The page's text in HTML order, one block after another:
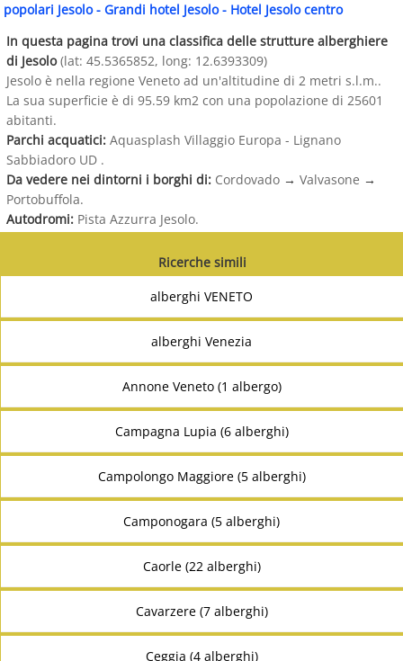
popolari Jesolo- Grandi hotel Jesolo- Hotel Jesolo centro
In questa pagina trovi una classifica delle strutture alberghiere
di Jesolo(lat: 45.5365852, long: 12.6393309)
Jesolo è nella regione Veneto ad un'altitudine di 2 metri s.l.m..
La sua superficie è di 95.59 km2 con una popolazione di 25601
abitanti.
Parchi acquatici: Aquasplash Villaggio Europa - Lignano
Sabbiadoro UD .
Da vedere nei dintorni i borghi di: Cordovado → Valvasone →
Portobuffola.
Autodromi: Pista Azzurra Jesolo.
Ricerche simili
alberghi VENETO
alberghi Venezia
Annone Veneto (1 albergo)
Campagna Lupia (6 alberghi)
Campolongo Maggiore (5 alberghi)
Camponogara (5 alberghi)
Caorle (22 alberghi)
Cavarzere (7 alberghi)
Ceggia (4 alberghi)